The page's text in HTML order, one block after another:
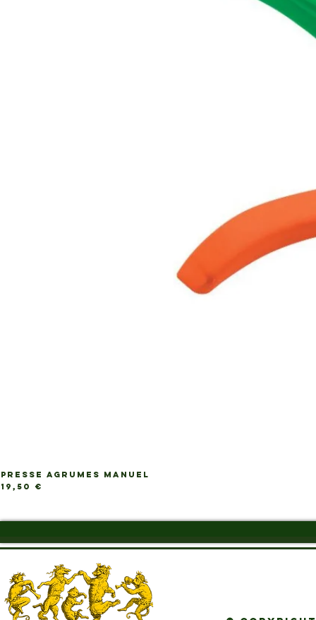
PRESSE AGRUMES MANUEL
Prix
19,50 €